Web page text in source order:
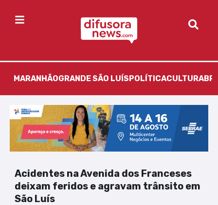
MARANHÃOGRANDE SÃO LUÍS POLÍTICACULTURA
Acidentes na Avenida dos Franceses
deixam feridos e agravam trânsito em
São Luís